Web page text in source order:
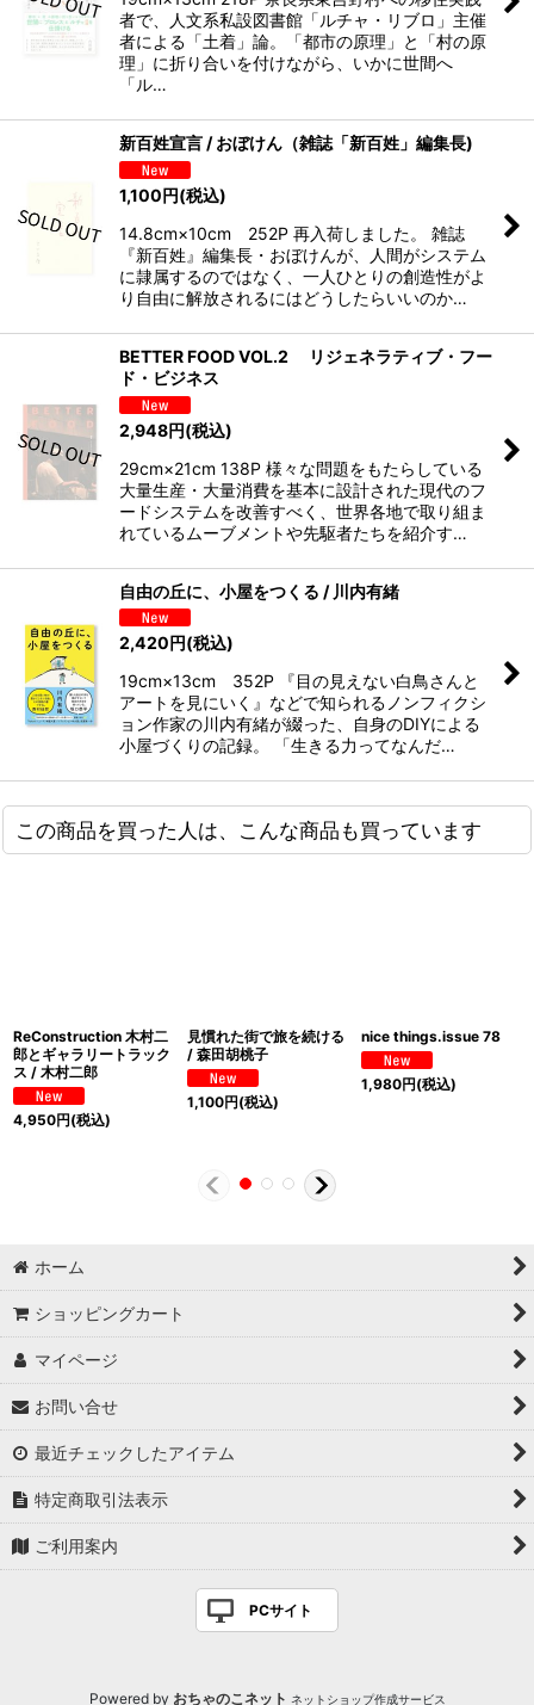
者で、人文系私設図書館「ルチャ・リブロ」主催
者による「土着」論。「都市の原理」と「村の原
理」に折り合いを付けながら、いかに世間へ
「ル…
新百姓宣言 / おぼけん（雑誌「新百姓」編集長)
1,100円(税込)
14.8cm×10cm 252P 再入荷しました。 雑誌
『新百姓』編集長・おぼけんが、人間がシステム
に隷属するのではなく、一人ひとりの創造性がよ
り自由に解放されるにはどうしたらいいのか…
BETTER FOOD VOL.2 リジェネラティブ・フー
ド・ビジネス
2,948円(税込)
29cm×21cm 138P 様々な問題をもたらしている
大量生産・大量消費を基本に設計された現代のフ
ードシステムを改善すべく、世界各地で取り組ま
れているムーブメントや先駆者たちを紹介す…
自由の丘に、小屋をつくる / 川内有緒
2,420円(税込)
19cm×13cm 352P 『目の見えない白鳥さんと
アートを見にいく』などで知られるノンフィクシ
ョン作家の川内有緒が綴った、自身のDIYによる
小屋づくりの記録。 「生きる力ってなんだ…
この商品を買った人は、こんな商品も買っています
ReConstruction 木村二
郎とギャラリートラック
ス / 木村二郎
4,950円(税込)
見慣れた街で旅を続ける
/ 森田胡桃子
1,100円(税込)
nice things.issue 78
1,980円(税込)
ホーム
ショッピングカート
マイページ
お問い合せ
最近チェックしたアイテム
特定商取引法表示
ご利用案内
PCサイト
Powered by おちゃのこネット ネットショップ作成サービス